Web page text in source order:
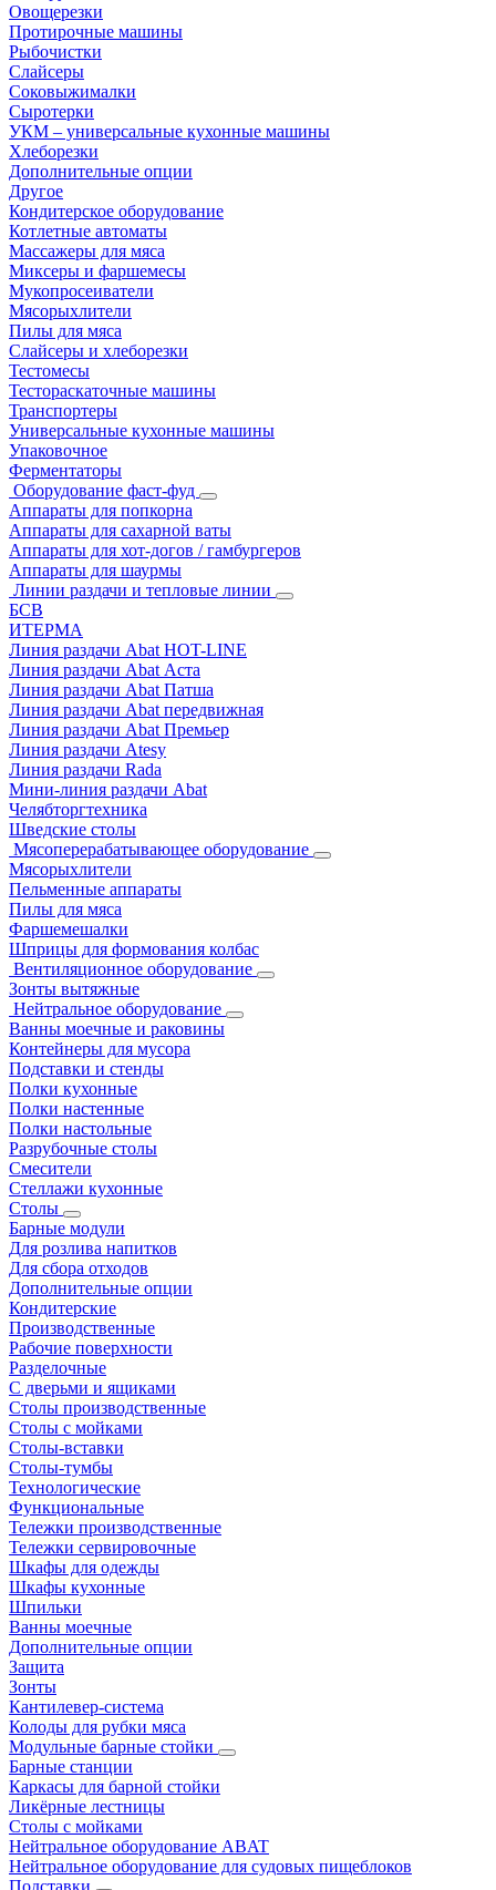
Овощерезки
Протирочные машины
Рыбочистки
Слайсеры
Соковыжималки
Сыротерки
УКМ – универсальные кухонные машины
Хлеборезки
Дополнительные опции
Другое
Кондитерское оборудование
Котлетные автоматы
Массажеры для мяса
Миксеры и фаршемесы
Мукопросеиватели
Мясорыхлители
Пилы для мяса
Слайсеры и хлеборезки
Тестомесы
Тестораскаточные машины
Транспортеры
Универсальные кухонные машины
Упаковочное
Ферментаторы
Оборудование фаст-фуд
Аппараты для попкорна
Аппараты для сахарной ваты
Аппараты для хот-догов / гамбургеров
Аппараты для шаурмы
Линии раздачи и тепловые линии
БСВ
ИТЕРМА
Линия раздачи Abat HOT-LINE
Линия раздачи Abat Аста
Линия раздачи Abat Патша
Линия раздачи Abat передвижная
Линия раздачи Abat Премьер
Линия раздачи Atesy
Линия раздачи Rada
Мини-линия раздачи Abat
Челябторгтехника
Шведские столы
Мясоперерабатывающее оборудование
Мясорыхлители
Пельменные аппараты
Пилы для мяса
Фаршемешалки
Шприцы для формования колбас
Вентиляционное оборудование
Зонты вытяжные
Нейтральное оборудование
Ванны моечные и раковины
Контейнеры для мусора
Подставки и стенды
Полки кухонные
Полки настенные
Полки настольные
Разрубочные столы
Смесители
Стеллажи кухонные
Столы
Барные модули
Для розлива напитков
Для сбора отходов
Дополнительные опции
Кондитерские
Производственные
Рабочие поверхности
Разделочные
С дверьми и ящиками
Столы производственные
Столы с мойками
Столы-вставки
Столы-тумбы
Технологические
Функциональные
Тележки производственные
Тележки сервировочные
Шкафы для одежды
Шкафы кухонные
Шпильки
Ванны моечные
Дополнительные опции
Защита
Зонты
Кантилевер-система
Колоды для рубки мяса
Модульные барные стойки
Барные станции
Каркасы для барной стойки
Ликёрные лестницы
Столы с мойками
Нейтральное оборудование ABAT
Нейтральное оборудование для судовых пищеблоков
Подставки